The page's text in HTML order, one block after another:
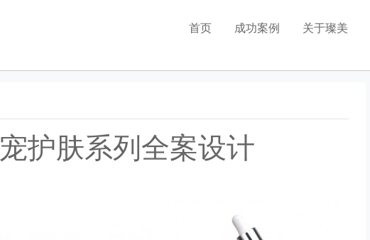
首页 成功案例
LOGO设计
vi设计
电商设计
关于璨美
护肤系列全案设计